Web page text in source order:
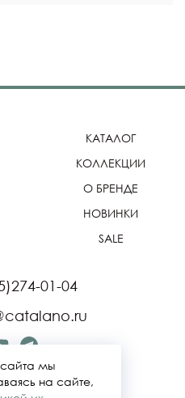
КАТАЛОГ
КОЛЛЕКЦИИ
О БРЕНДЕ
НОВИНКИ
SALE
01-04
сайта мы
на сайте,